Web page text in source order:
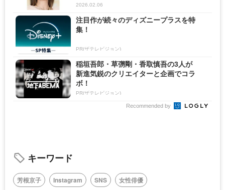
2026.02.06
注目作が続々のディズニープラスを特
集！
PR(ザテレビジョン)
稲垣吾郎・草彅剛・香取慎吾の3人が
新進気鋭のクリエイターと企画でコラ
ボ！
PR(ザテレビジョン)
Recommended by
キーワード
芳根京子 Instagram SNS 女性俳優